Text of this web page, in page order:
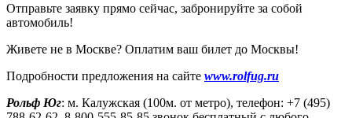
Отправьте заявку прямо сейчас, забронируйте за собой
автомобиль!
Живете не в Москве? Оплатим ваш билет до Москвы!
Подробности предложения на сайте www.rolfug.ru
Рольф Юг: м. Калужская (100м. от метро), телефон: +7 (495)